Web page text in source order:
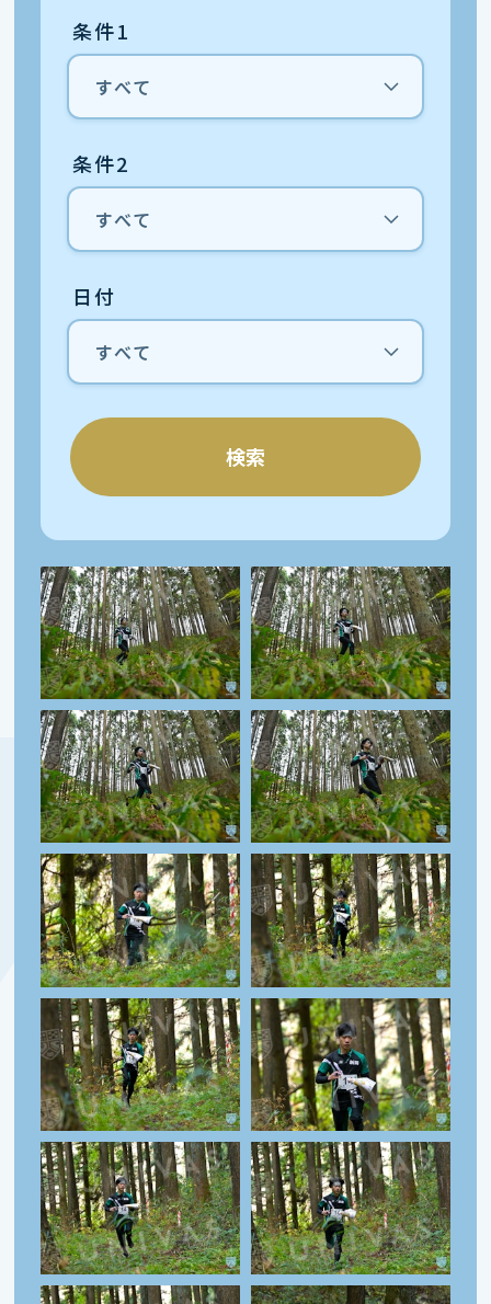
条件1
条件2
日付
検索